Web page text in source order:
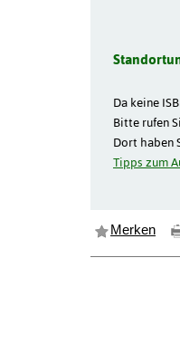
Da keine
Bitte rufen
Dort haben
Tipps zum
Merken